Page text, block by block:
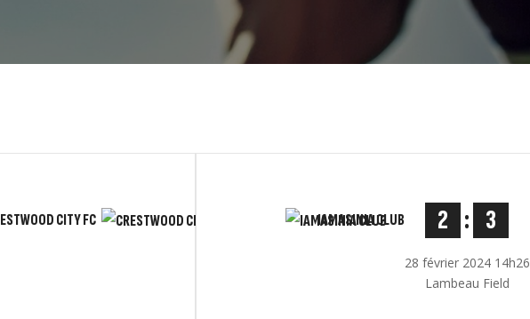
CITY FC IAMASINIA CLUB 2 : 3
28 février 2024 14h26
Lambeau Field